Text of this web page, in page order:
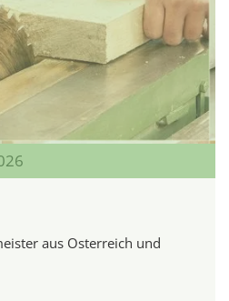
aus Österreich und